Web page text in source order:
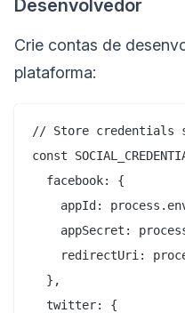
Desenvolvedor
Crie contas de
plataforma:
// Store credentials
const
  facebook: {
appId:
appSecret:
redirectUri:
  },
  twitter: {